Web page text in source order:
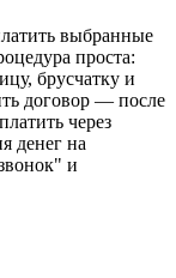
выбранные
проста:
брусчатку и
договор — после
через
денег на
и